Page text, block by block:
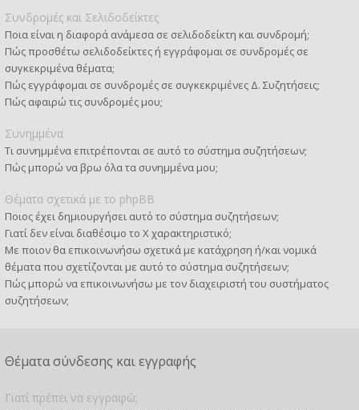
Συνδρομές και Σελιδοδείκτες
Ποια είναι η διαφορά ανάμεσα σε σελιδοδείκτη και συνδρομή;
Πώς προσθέτω σελιδοδείκτες ή εγγράφομαι σε συνδρομές σε
συγκεκριμένα θέματα;
Πώς εγγράφομαι σε συνδρομές σε συγκεκριμένες Δ. Συζητήσεις;
Πώς αφαιρώ τις συνδρομές μου;
Συνημμένα
Τι συνημμένα επιτρέπονται σε αυτό το σύστημα συζητήσεων;
Πώς μπορώ να βρω όλα τα συνημμένα μου;
Θέματα σχετικά με το phpBB
Ποιος έχει δημιουργήσει αυτό το σύστημα συζητήσεων;
Γιατί δεν είναι διαθέσιμο το Χ χαρακτηριστικό;
Με ποιον θα επικοινωνήσω σχετικά με κατάχρηση ή/και νομικά
θέματα που σχετίζονται με αυτό το σύστημα συζητήσεων;
Πώς μπορώ να επικοινωνήσω με τον διαχειριστή του συστήματος
συζητήσεων;
Θέματα σύνδεσης και εγγραφής
Γιατί πρέπει να εγγραφώ;